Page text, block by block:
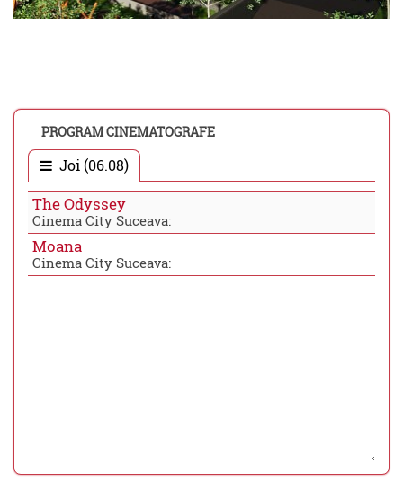
PROGRAM CINEMATOGRAFE
Joi (06.08)
The Odyssey
Cinema City Suceava:
Moana
Cinema City Suceava: